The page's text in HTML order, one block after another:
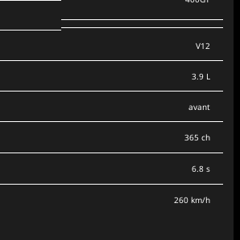
V12
3.9 L
avant
365 ch
6.8 s
260 km/h